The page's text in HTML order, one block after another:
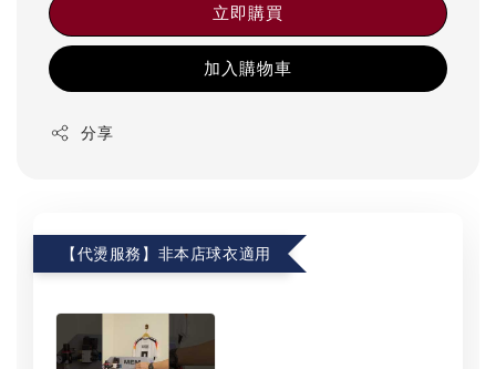
立即購買
加入購物車
分享
【代燙服務】非本店球衣適用